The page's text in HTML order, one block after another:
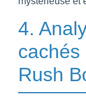
4.
cachés
Rush